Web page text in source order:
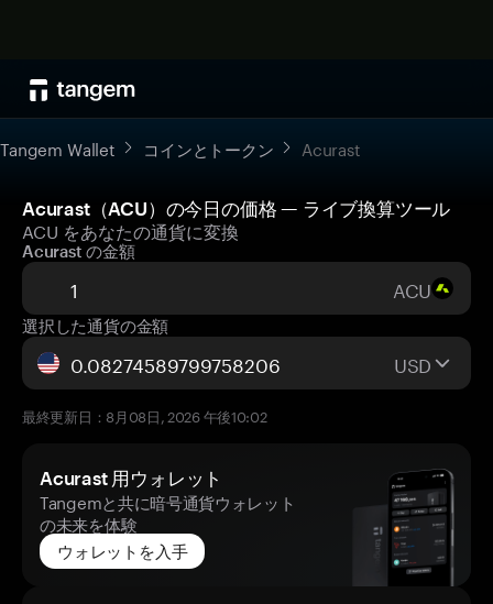
Tangem Wallet コインとトークン Acurast
Acurast（ACU）の今日の価格 — ライブ換算ツール
ACU をあなたの通貨に変換
Acurast の金額
ACU
選択した通貨の金額
USD
最終更新日：8月08日, 2026 午後10:02
Acurast 用ウォレット
Tangemと共に暗号通貨ウォレット
の未来を体験
ウォレットを入手